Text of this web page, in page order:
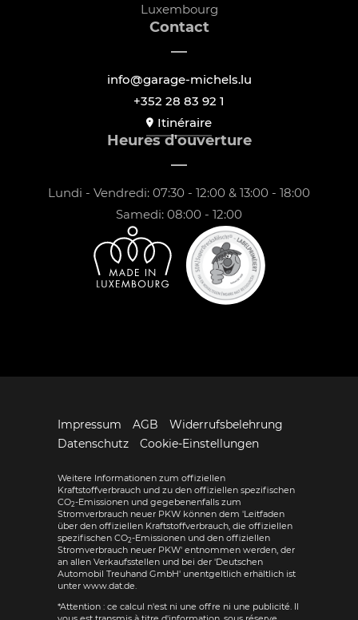
Luxembourg
Contact
info@garage-michels.lu
+352 28 83 92 1
Itinéraire
Heures d'ouverture
Lundi - Vendredi: 07:30 - 12:00 & 13:00 - 18:00
Samedi: 08:00 - 12:00
Impressum AGB
Widerrufsbelehrung
Datenschutz
Cookie-Einstellungen
Weitere Informationen zum offiziellen
Kraftstoffverbrauch und zu den offiziellen spezifischen
CO2-Emissionen und gegebenenfalls zum
Stromverbrauch neuer PKW können dem 'Leitfaden
über den offiziellen Kraftstoffverbrauch, die offiziellen
spezifischen CO2-Emissionen und den offiziellen
Stromverbrauch neuer PKW' entnommen werden, der
an allen Verkaufsstellen und bei der 'Deutschen
Automobil Treuhand GmbH' unentgeltlich erhältlich ist
unter www.dat.de.
*Attention : ce calcul n'est ni une offre ni une publicité. Il